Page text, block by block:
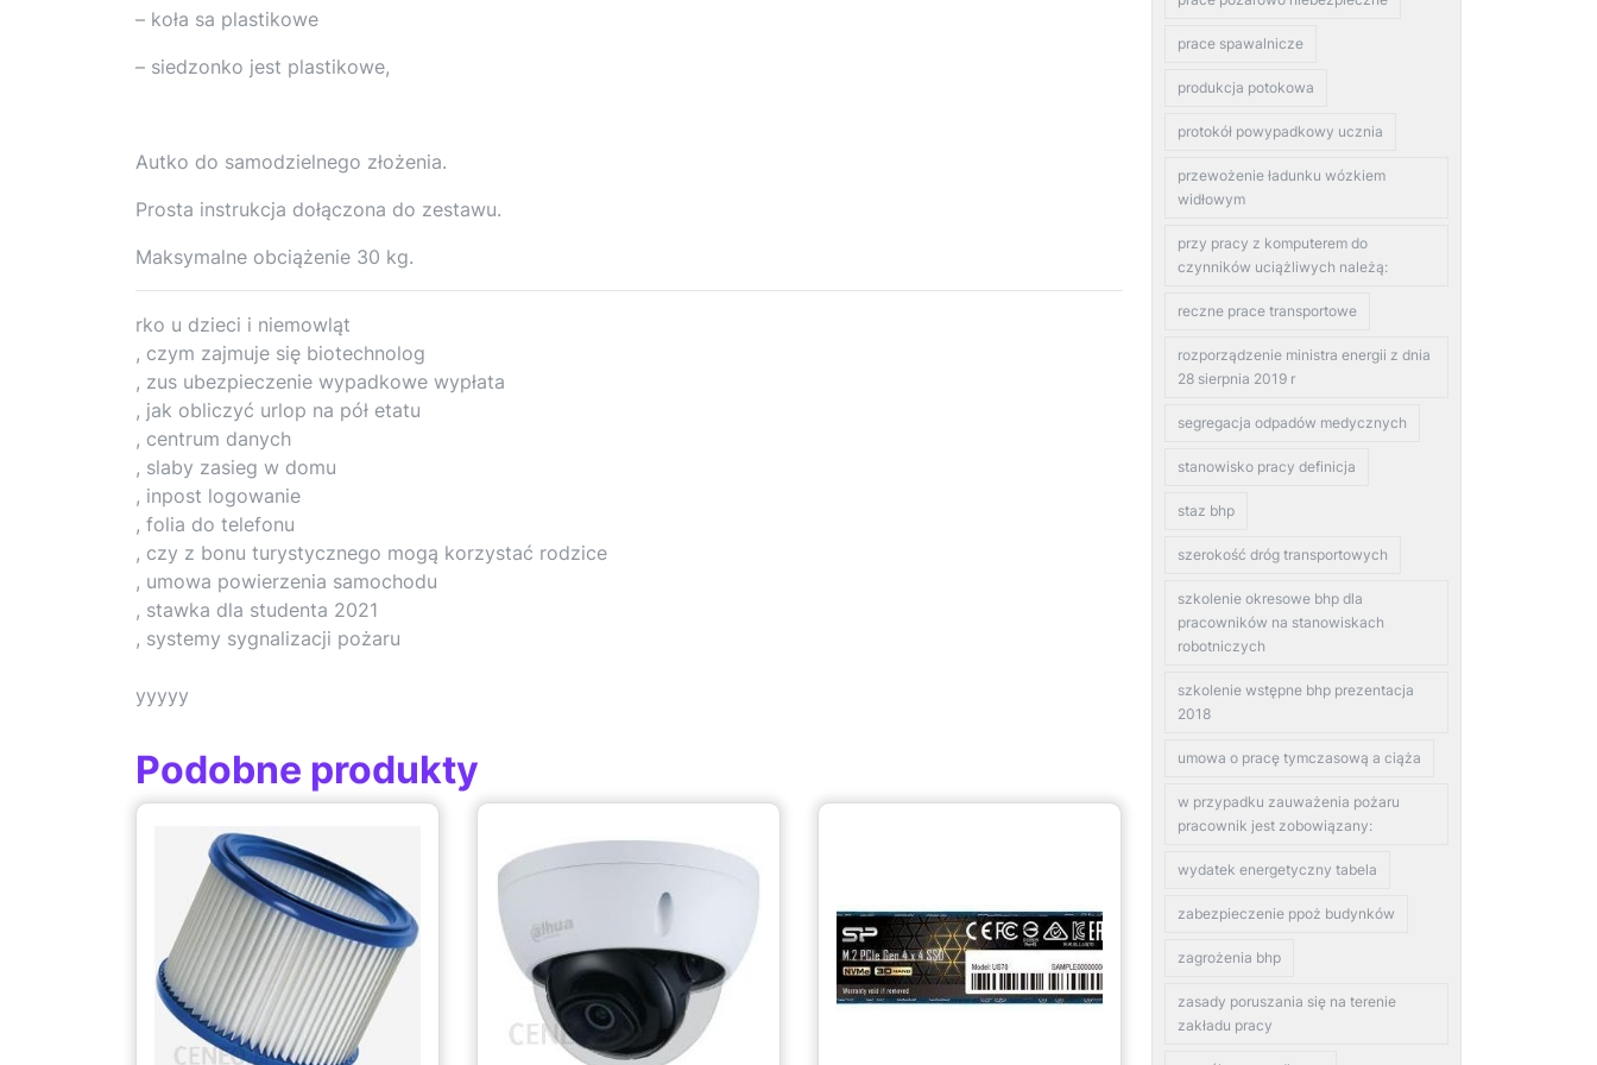
– koła sa plastikowe
– siedzonko jest plastikowe,
Autko do samodzielnego złożenia.
Prosta instrukcja dołączona do zestawu.
Maksymalne obciążenie 30 kg.
rko u dzieci i niemowląt
, czym zajmuje się biotechnolog
, zus ubezpieczenie wypadkowe wypłata
, jak obliczyć urlop na pół etatu
, centrum danych
, slaby zasieg w domu
, inpost logowanie
, folia do telefonu
, czy z bonu turystycznego mogą korzystać rodzice
, umowa powierzenia samochodu
, stawka dla studenta 2021
, systemy sygnalizacji pożaru
yyyyy
Podobne produkty
prace spawalnicze
produkcja potokowa
protokół powypadkowy ucznia
przewożenie ładunku wózkiem
widłowym
przy pracy z komputerem do
czynników uciążliwych należą:
reczne prace transportowe
rozporządzenie ministra energii z dnia
28 sierpnia 2019 r
segregacja odpadów medycznych
stanowisko pracy definicja
staz bhp
szerokość dróg transportowych
szkolenie okresowe bhp dla
pracowników na stanowiskach
robotniczych
szkolenie wstępne bhp prezentacja
2018
umowa o pracę tymczasową a ciąża
w przypadku zauważenia pożaru
pracownik jest zobowiązany:
wydatek energetyczny tabela
zabezpieczenie ppoż budynków
zagrożenia bhp
zasady poruszania się na terenie
zakładu pracy